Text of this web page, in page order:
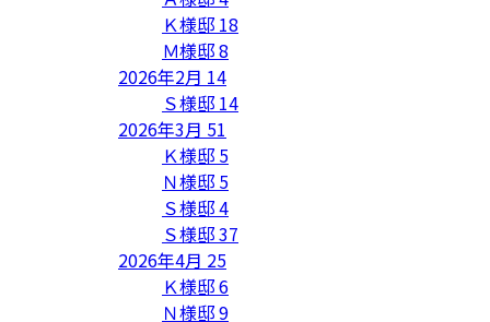
Ｋ様邸 18
Ｍ様邸8
2026年2月 14
Ｓ様邸 14
2026年3月 51
Ｋ様邸 5
Ｎ様邸 5
Ｓ様邸4
Ｓ様邸37
2026年4月 25
Ｋ様邸6
Ｎ様邸9